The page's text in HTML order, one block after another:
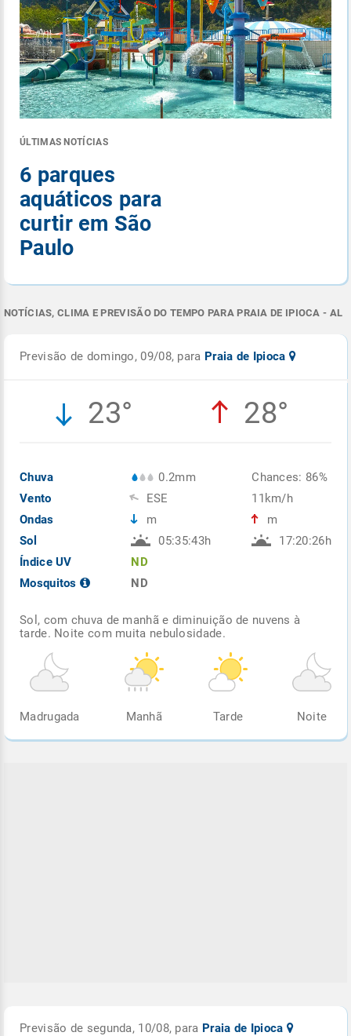
ÚLTIMAS NOTÍCIAS
6 parques
aquáticos para
curtir em São
Paulo
NOTÍCIAS, CLIMA E PREVISÃO DO TEMPO PARA PRAIA DE IPIOCA - AL
Previsão de domingo, 09/08, para Praia de Ipioca
23° 28°
Chuva
Vento
Ondas
Sol
Índice UV
Mosquitos
0.2mm
ESE
m
05:35:43h
ND
ND
Chances: 86%
11km/h
m
17:20:26h
Sol, com chuva de manhã e diminuição de nuvens à
tarde. Noite com muita nebulosidade.
Madrugada Manhã Tarde Noite
Previsão de segunda, 10/08, para Praia de Ipioca